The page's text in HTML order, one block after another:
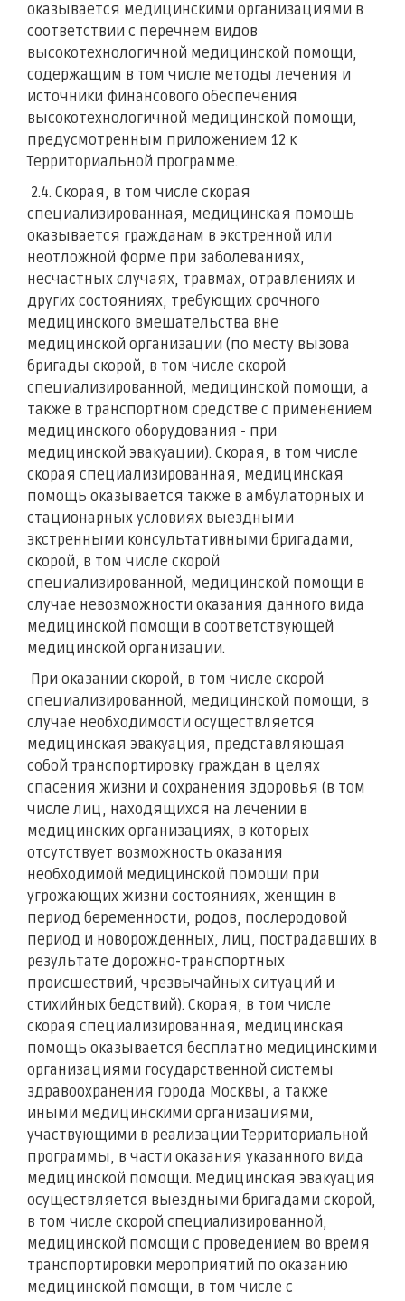
оказывается медицинскими организациями в
соответствии с перечнем видов
высокотехнологичной медицинской помощи,
содержащим в том числе методы лечения и
источники финансового обеспечения
высокотехнологичной медицинской помощи,
предусмотренным приложением 12 к
Территориальной программе.
2.4. Скорая, в том числе скорая
специализированная, медицинская помощь
оказывается гражданам в экстренной или
неотложной форме при заболеваниях,
несчастных случаях, травмах, отравлениях и
других состояниях, требующих срочного
медицинского вмешательства вне
медицинской организации (по месту вызова
бригады скорой, в том числе скорой
специализированной, медицинской помощи, а
также в транспортном средстве с применением
медицинского оборудования - при
медицинской эвакуации). Скорая, в том числе
скорая специализированная, медицинская
помощь оказывается также в амбулаторных и
стационарных условиях выездными
экстренными консультативными бригадами,
скорой, в том числе скорой
специализированной, медицинской помощи в
случае невозможности оказания данного вида
медицинской помощи в соответствующей
медицинской организации.
При оказании скорой, в том числе скорой
специализированной, медицинской помощи, в
случае необходимости осуществляется
медицинская эвакуация, представляющая
собой транспортировку граждан в целях
спасения жизни и сохранения здоровья (в том
числе лиц, находящихся на лечении в
медицинских организациях, в которых
отсутствует возможность оказания
необходимой медицинской помощи при
угрожающих жизни состояниях, женщин в
период беременности, родов, послеродовой
период и новорожденных, лиц, пострадавших в
результате дорожно-транспортных
происшествий, чрезвычайных ситуаций и
стихийных бедствий). Скорая, в том числе
скорая специализированная, медицинская
помощь оказывается бесплатно медицинскими
организациями государственной системы
здравоохранения города Москвы, а также
иными медицинскими организациями,
участвующими в реализации Территориальной
программы, в части оказания указанного вида
медицинской помощи. Медицинская эвакуация
осуществляется выездными бригадами скорой,
в том числе скорой специализированной,
медицинской помощи с проведением во время
транспортировки мероприятий по оказанию
медицинской помощи, в том числе с